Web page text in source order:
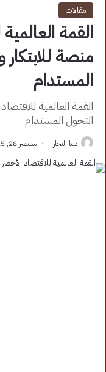
مقالات
منصة
المستدام
التحول المستدام
دينا النجار سبتمبر 28, 2025